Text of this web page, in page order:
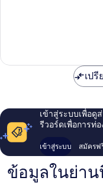
เป
เข้าสู่ระบบเพื่อดู
รีวอร์ดเพื่อการท่
เข้าสู่ระบบ สมัครฟ
ข้อมูลในย่า